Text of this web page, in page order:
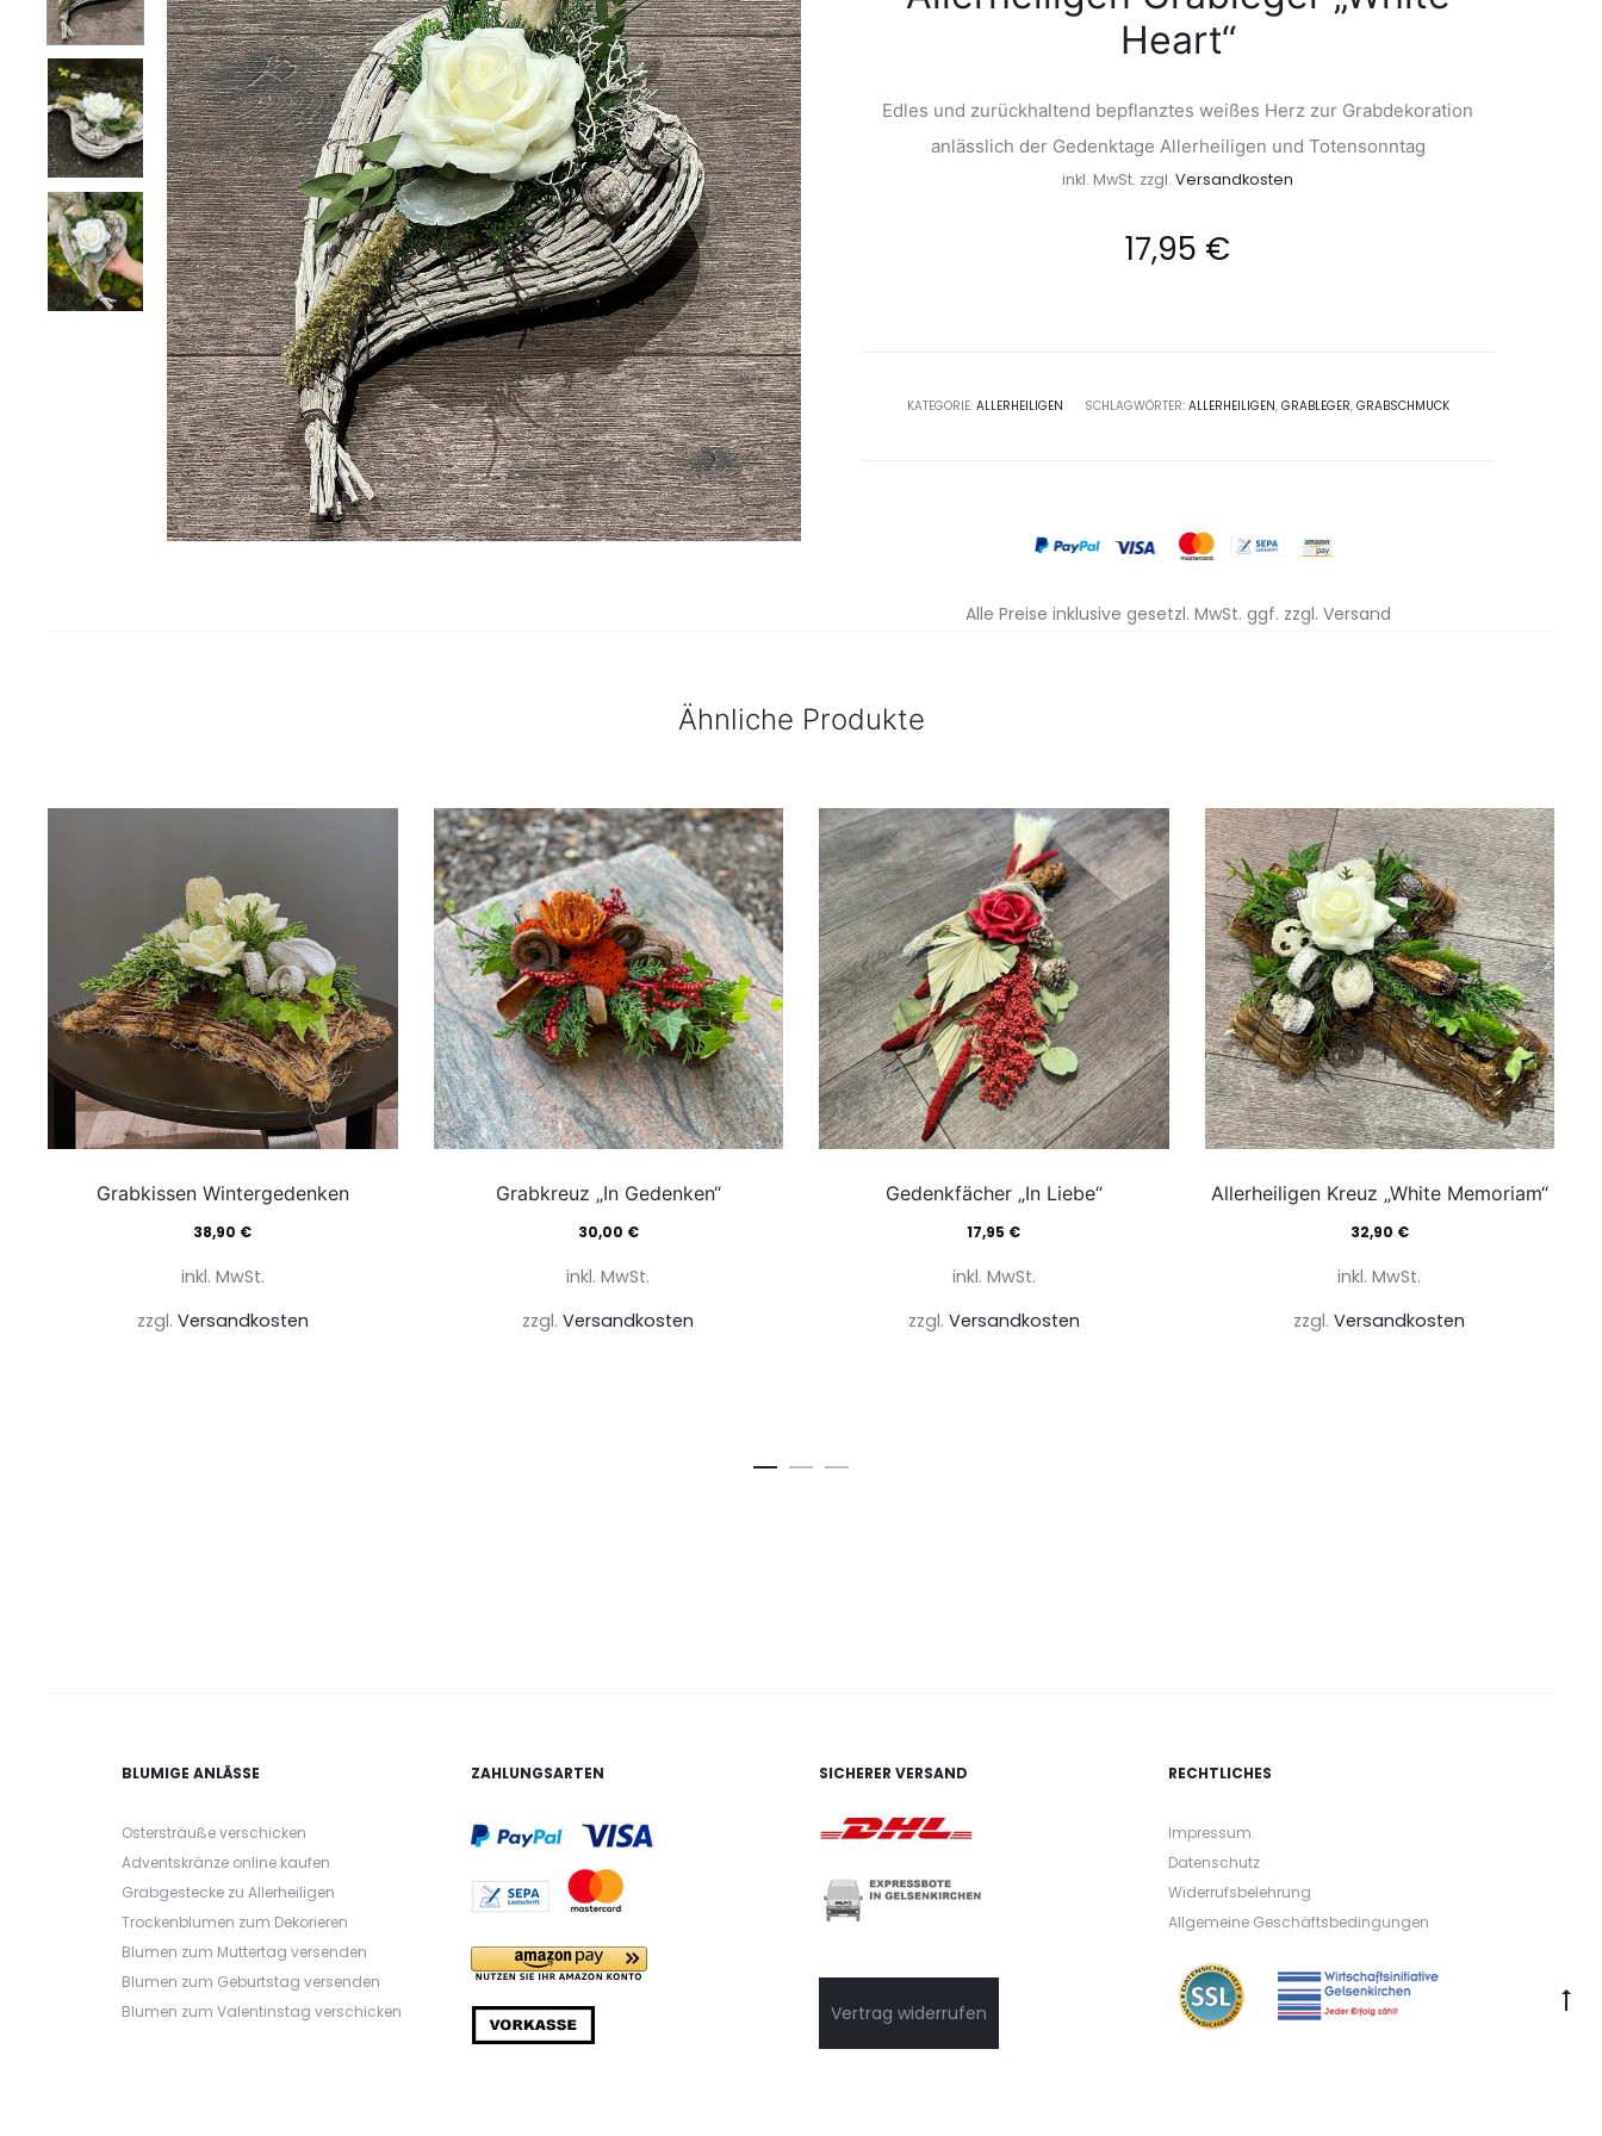
Heart“
Edles und zurückhaltend bepflanztes weißes Herz zur Grabdekoration
anlässlich der Gedenktage Allerheiligen und Totensonntag
inkl. MwSt. zzgl. Versandkosten
17,95 €
KATEGORIE: ALLERHEILIGEN SCHLAGWÖRTER: ALLERHEILIGEN, GRABLEGER, GRABSCHMUCK
Alle Preise inklusive gesetzl. MwSt. ggf. zzgl. Versand
Ähnliche Produkte
Grabkissen Wintergedenken
38,90 €
inkl. MwSt.
zzgl. Versandkosten
Grabkreuz „In Gedenken“
30,00 €
inkl. MwSt.
zzgl.Versandkosten
Gedenkfächer „In Liebe“
17,95 €
inkl. MwSt.
zzgl. Versandkosten
Allerheiligen Kreuz „White Memoriam“
32,90 €
inkl. MwSt.
zzgl.Versandkosten
BLUMIGE ANLÄSSE
Ostersträuße verschicken
Adventskränze online kaufen
Grabgestecke zu Allerheiligen
Trockenblumen zum Dekorieren
Blumen zum Muttertag versenden
Blumen zum Geburtstag versenden
Blumen zum Valentinstag verschicken
ZAHLUNGSARTEN SICHERER VERSAND
Vertrag widerrufen
RECHTLICHES
Impressum
Datenschutz
Widerrufsbelehrung
Allgemeine Geschäftsbedingungen